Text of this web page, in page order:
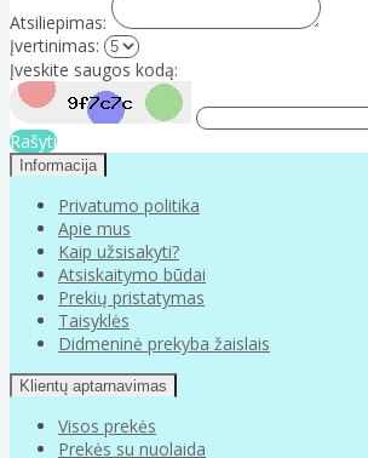
Atsiliepimas:
Įvertinimas:
Įveskite saugos kodą:
Rašyti
Informacija
Privatumo politika
Apie mus
Kaip užsisakyti?
Atsiskaitymo būdai
Prekių pristatymas
Taisyklės
Didmeninė prekyba žaislais
Klientų aptarnavimas
Visos prekės
Prekės su nuolaida